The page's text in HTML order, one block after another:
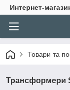
Интернет-
Товари та
Трансформери